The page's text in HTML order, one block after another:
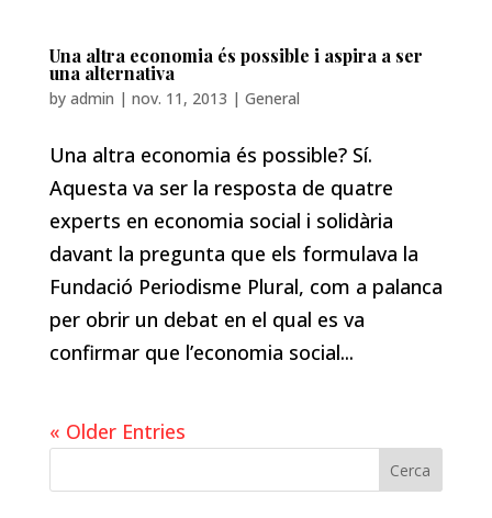
Una altra economia és possible i aspira a ser
una alternativa
by admin | nov. 11, 2013 | General
Una altra economia és possible? Sí.
Aquesta va ser la resposta de quatre
experts en economia social i solidària
davant la pregunta que els formulava la
Fundació Periodisme Plural, com a palanca
per obrir un debat en el qual es va
confirmar que l’economia social...
« Older Entries
Cerca